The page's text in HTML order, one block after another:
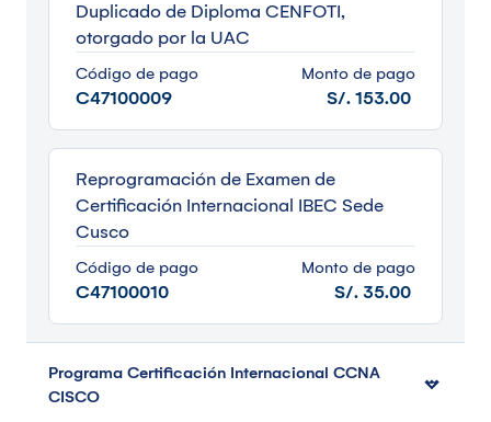
Duplicado de Diploma CENFOTI,
otorgado por la UAC
Código de pago
C47100009
Monto de pago
S/. 153.00
Reprogramación de Examen de
Certificación Internacional IBEC Sede
Cusco
Código de pago
C47100010
Monto de pago
S/. 35.00
Programa Certificación Internacional CCNA
CISCO